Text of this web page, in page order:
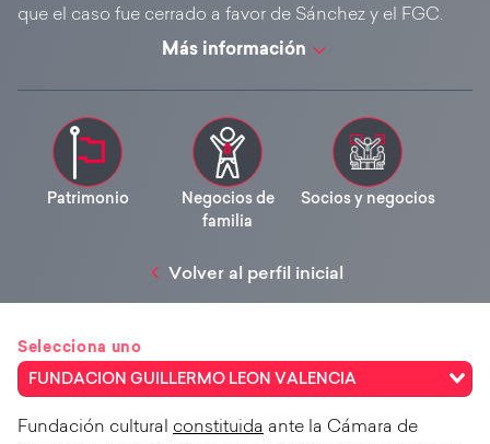
que el caso fue cerrado a favor de Sánchez y el FGC.
Más información
Patrimonio
Negocios de
familia
Socios y negocios
Volver al perfil inicial
Selecciona uno
FUNDACION GUILLERMO LEON VALENCIA
Fundación cultural constituida ante la Cámara de